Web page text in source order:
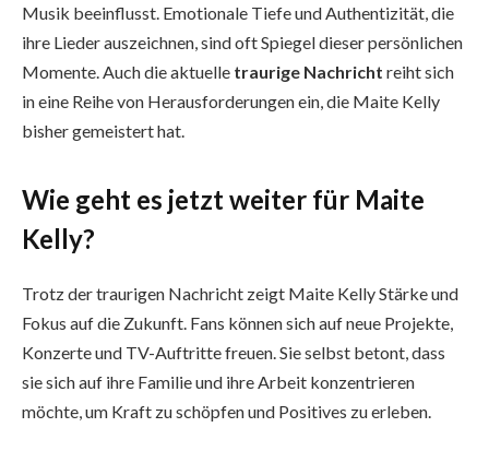
Musik beeinflusst. Emotionale Tiefe und Authentizität, die
ihre Lieder auszeichnen, sind oft Spiegel dieser persönlichen
Momente. Auch die aktuelle traurige Nachricht reiht sich
in eine Reihe von Herausforderungen ein, die Maite Kelly
bisher gemeistert hat.
Wie geht es jetzt weiter für Maite
Kelly?
Trotz der traurigen Nachricht zeigt Maite Kelly Stärke und
Fokus auf die Zukunft. Fans können sich auf neue Projekte,
Konzerte und TV-Auftritte freuen. Sie selbst betont, dass
sie sich auf ihre Familie und ihre Arbeit konzentrieren
möchte, um Kraft zu schöpfen und Positives zu erleben.